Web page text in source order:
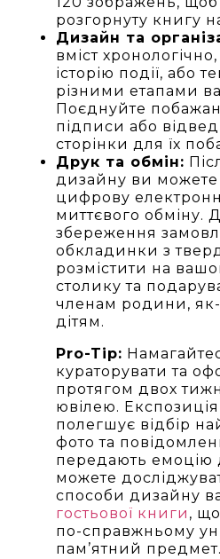
розгорнуту книгу
Дизайн та
вміст
історію події, або
різними етапами
Поєднуйте
підписи або
сторінки для їх
Друк та обмін:
дизайну ви можете
цифрову
миттєвого обміну.
збереження
обкладинки з
розмістити на
столику та
членам родини, як-
дітям.
Pro-Tip:
кураторувати та
протягом двох
ювілею.
полегшує відбір
фото та
передають емоцію
можете
способи дизайну
гостьової книги ,
по-справжньому
пам’ятний предмет.